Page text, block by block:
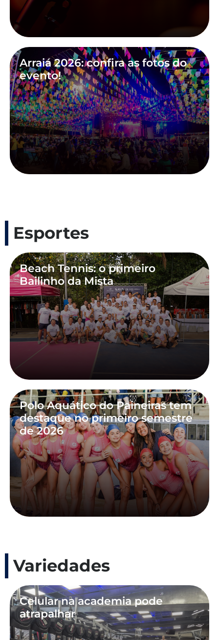
Arraiá 2026: confira as fotos do
evento!
Esportes
Beach Tennis: o primeiro
Bailinho da Mista
Polo Aquático do Paineiras tem
destaque no primeiro semestre
de 2026
Variedades
Celular na academia pode
atrapalhar